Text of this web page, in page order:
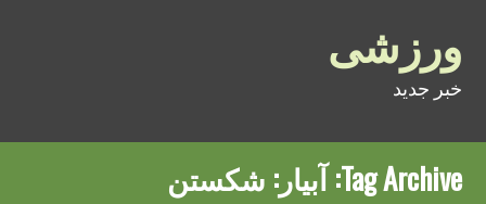
ورزشی
خبر جدید
Tag Archive: آبیار: شکستن